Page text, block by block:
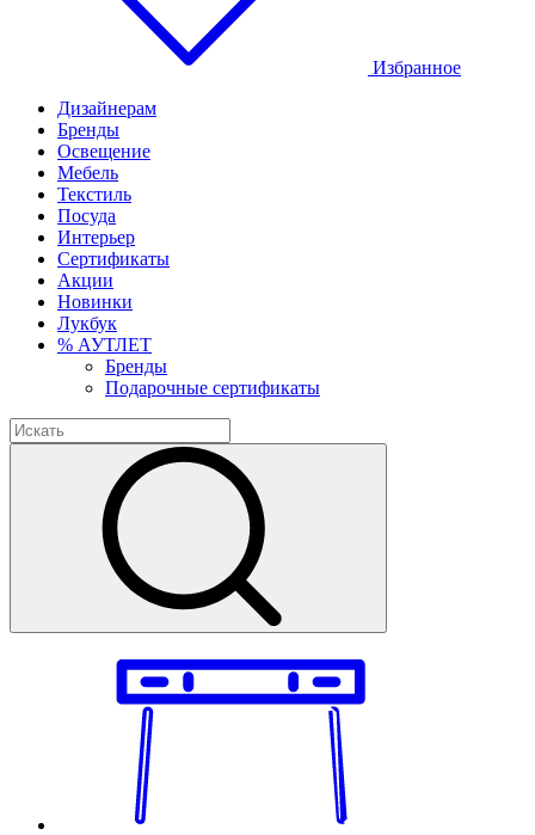
Избранное
Дизайнерам
Бренды
Освещение
Мебель
Текстиль
Посуда
Интерьер
Сертификаты
Акции
Новинки
Лукбук
% АУТЛЕТ
Бренды
Подарочные сертификаты